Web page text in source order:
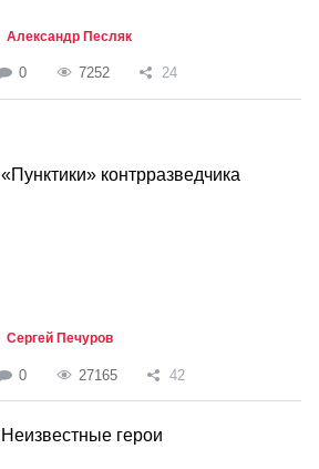
Александр Песляк
0 7252 24
«Пунктики» контрразведчика
Сергей Печуров
0 27165 42
Неизвестные герои